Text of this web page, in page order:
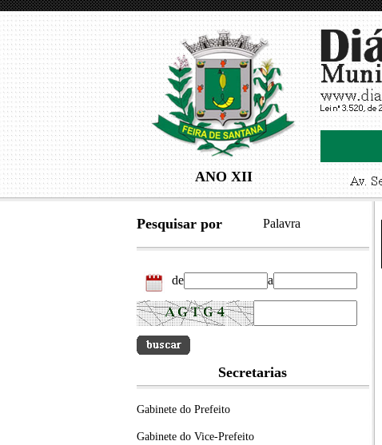
ANO XII
Pesquisar por Palavra
de a
Secretarias
Gabinete do Prefeito
Gabinete do Vice-Prefeito